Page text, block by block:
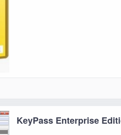
KeyPass Enterprise